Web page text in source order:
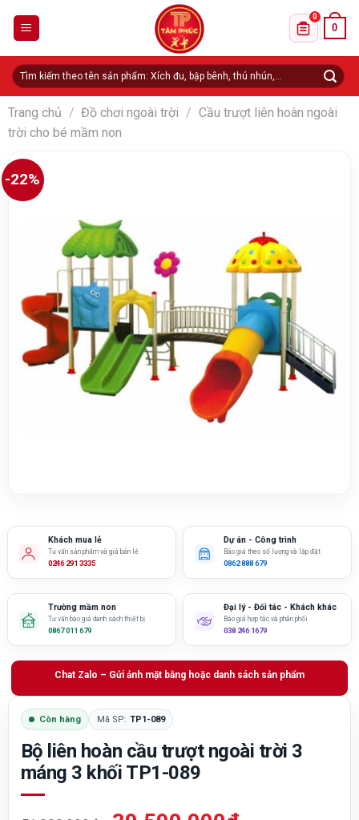
0
Danh sách
0
Tìm
kiếm:
Trang chủ / Đồ chơi ngoài trời / Cầu trượt liên hoàn ngoài
trời cho bé mầm non
-22%
Khách mua lẻ
Tư vấn sản phẩm và giá bán lẻ
0246 291 3335
Dự án - Công trình
Báo giá theo số lượng và lắp đặt
0862 888 679
Trường mầm non
Tư vấn báo giá danh sách thiết bị
0867 011 679
Đại lý - Đối tác - Khách khác
Báo giá hợp tác và phân phối
038 246 1679
Chat Zalo – Gửi ảnh mặt bằng hoặc danh sách sản phẩm
Còn hàng Mã SP: TP1-089
Bộ liên hoàn cầu trượt ngoài trời 3
máng 3 khối TP1-089